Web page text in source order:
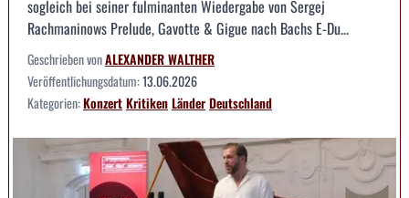
sogleich bei seiner fulminanten Wiedergabe von Sergej
Rachmaninows Prelude, Gavotte & Gigue nach Bachs E-Du...
Geschrieben vonALEXANDER WALTHER
Veröffentlichungsdatum:13.06.2026
Kategorien:KonzertKritikenLänderDeutschland